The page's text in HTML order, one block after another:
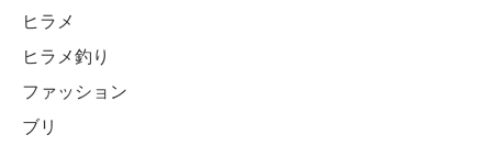
ヒラメ
ヒラメ釣り
ファッション
ブリ